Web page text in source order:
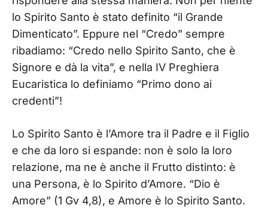
lo Spirito Santo è stato definito “il Grande
Dimenticato”. Eppure nel “Credo” sempre
ribadiamo: “Credo nello Spirito Santo, che è
Signore e dà la vita”, e nella IV Preghiera
Eucaristica lo definiamo “Primo dono ai
credenti”!
Lo Spirito Santo è l’Amore tra il Padre e il Figlio
e che da loro si espande: non è solo la loro
relazione, ma ne è anche il Frutto distinto: è
una Persona, è lo Spirito d’Amore. “Dio è
Amore” (1 Gv 4,8), e Amore è lo Spirito Santo.